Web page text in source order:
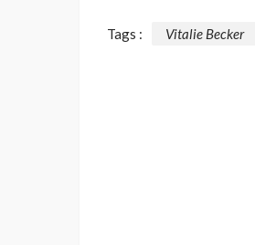
Tags : Vitalie Becker